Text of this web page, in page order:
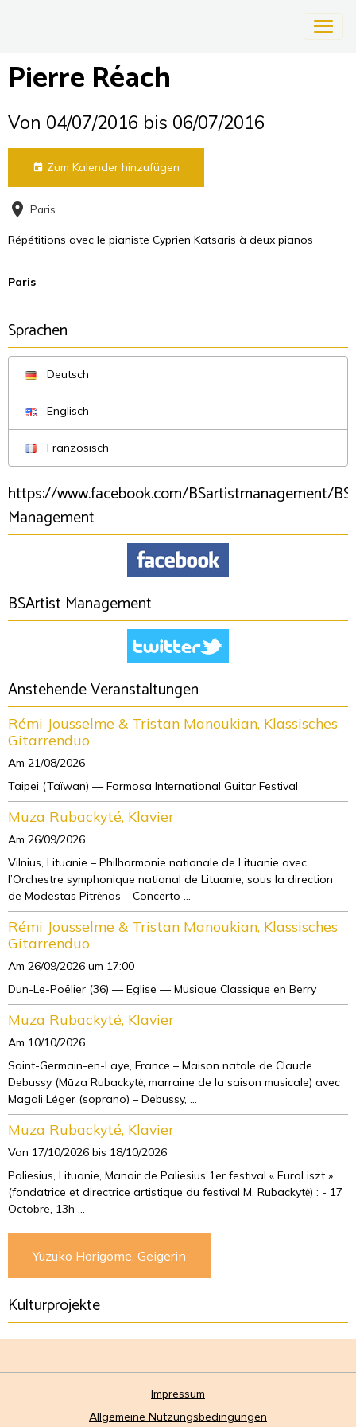
Pierre Réach
Von 04/07/2016 bis 06/07/2016
Zum Kalender hinzufügen
Paris
Répétitions avec le pianiste Cyprien Katsaris à deux pianos
Paris
Sprachen
Deutsch
Englisch
Französisch
https://www.facebook.com/BSartistmanagement/
Management
BSArtist Management
Anstehende Veranstaltungen
Rémi Jousselme & Tristan Manoukian, Klassisches
Gitarrenduo
Am 21/08/2026
Taipei (Taïwan) — Formosa International Guitar Festival
Muza Rubackyté, Klavier
Am 26/09/2026
Vilnius, Lituanie – Philharmonie nationale de Lituanie avec
l’Orchestre symphonique national de Lituanie, sous la direction
de Modestas Pitrėnas – Concerto ...
Rémi Jousselme & Tristan Manoukian, Klassisches
Gitarrenduo
Am 26/09/2026 um 17:00
Dun-Le-Poëlier (36) — Eglise — Musique Classique en Berry
Muza Rubackyté, Klavier
Am 10/10/2026
Saint-Germain-en-Laye, France – Maison natale de Claude
Debussy (Mūza Rubackytė, marraine de la saison musicale) avec
Magali Léger (soprano) – Debussy, ...
Muza Rubackyté, Klavier
Von 17/10/2026 bis 18/10/2026
Paliesius, Lituanie, Manoir de Paliesius 1er festival « EuroLiszt »
(fondatrice et directrice artistique du festival M. Rubackytė) : - 17
Octobre, 13h ...
Yuzuko Horigome, Geigerin
Kulturprojekte
Impressum
Allgemeine Nutzungsbedingungen